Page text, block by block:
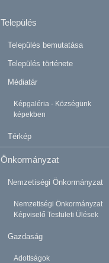
Település
Település bemutatása
Település története
Médiatár
Képgaléria - Községünk
képekben
Térkép
Önkormányzat
Nemzetiségi Önkormányzat
Nemzetiségi Önkormányzat
Képviselő Testületi Ülések
Gazdaság
Adottságok